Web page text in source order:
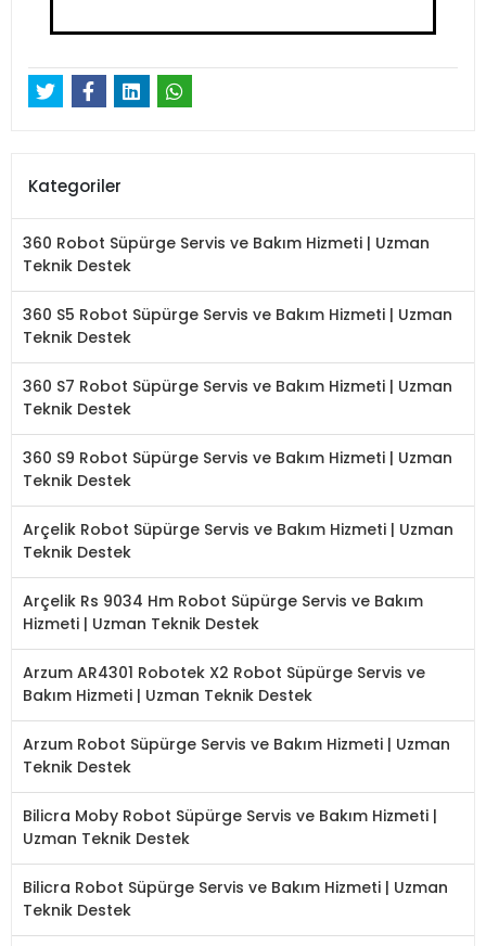
Kategoriler
360 Robot Süpürge Servis ve Bakım Hizmeti | Uzman
Teknik Destek
360 S5 Robot Süpürge Servis ve Bakım Hizmeti | Uzman
Teknik Destek
360 S7 Robot Süpürge Servis ve Bakım Hizmeti | Uzman
Teknik Destek
360 S9 Robot Süpürge Servis ve Bakım Hizmeti | Uzman
Teknik Destek
Arçelik Robot Süpürge Servis ve Bakım Hizmeti | Uzman
Teknik Destek
Arçelik Rs 9034 Hm Robot Süpürge Servis ve Bakım
Hizmeti | Uzman Teknik Destek
Arzum AR4301 Robotek X2 Robot Süpürge Servis ve
Bakım Hizmeti | Uzman Teknik Destek
Arzum Robot Süpürge Servis ve Bakım Hizmeti | Uzman
Teknik Destek
Bilicra Moby Robot Süpürge Servis ve Bakım Hizmeti |
Uzman Teknik Destek
Bilicra Robot Süpürge Servis ve Bakım Hizmeti | Uzman
Teknik Destek